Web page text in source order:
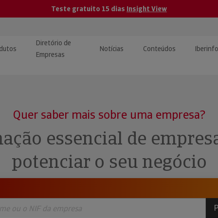
Teste gratuito 15 dias Insight View
de Créditos
Diretório de
Empresas
Notícias Conteúdos
Quer saber mais sobre uma empresa?
essencial de
potenciar o seu negócio